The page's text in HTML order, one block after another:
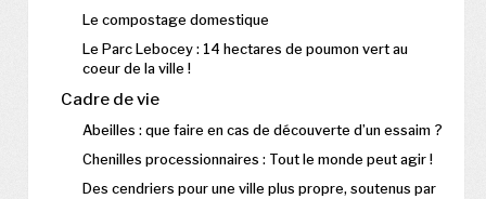
Le compostage domestique
Le Parc Lebocey : 14 hectares de poumon vert au
coeur de la ville !
Cadre de vie
Abeilles : que faire en cas de découverte d’un essaim ?
Chenilles processionnaires : Tout le monde peut agir !
Des cendriers pour une ville plus propre, soutenus par